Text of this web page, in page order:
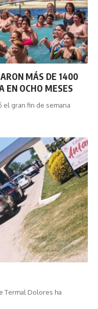
MÁS DE 1400
EN OCHO MESES
el gran fin de semana
Termal Dolores ha